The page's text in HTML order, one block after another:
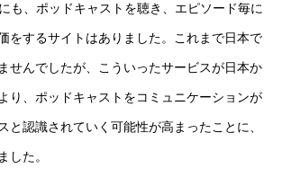
も、ポッドキャストを聴き、エピソード毎に
をするサイトはありました。これまで日本で
せんでしたが、こういったサービスが日本か
り、ポッドキャストをコミュニケーションが
と認識されていく可能性が高まったことに、
した。